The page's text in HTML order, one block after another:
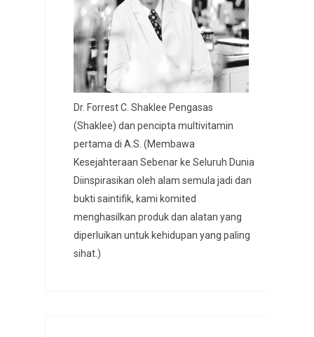
Dr. Forrest C. Shaklee Pengasas
(Shaklee) dan pencipta multivitamin
pertama di A.S. (Membawa
Kesejahteraan Sebenar ke Seluruh Dunia
Diinspirasikan oleh alam semula jadi dan
bukti saintifik, kami komited
menghasilkan produk dan alatan yang
diperluikan untuk kehidupan yang paling
sihat.)